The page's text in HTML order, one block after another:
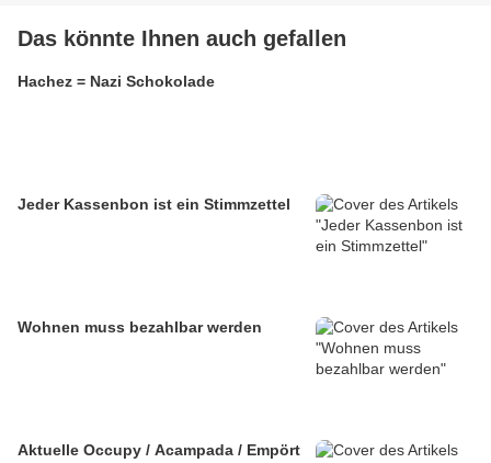
Das könnte Ihnen auch gefallen
Hachez = Nazi Schokolade
Jeder Kassenbon ist ein Stimmzettel
Wohnen muss bezahlbar werden
Aktuelle Occupy / Acampada / Empört